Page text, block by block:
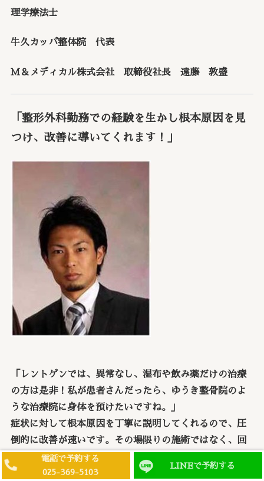
理学療法士
牛久カッパ整体院 代表
Ｍ＆メディカル株式会社 取締役社長 遠藤 敦盛
「整形外科勤務での経験を生かし根本原因を見
つけ、改善に導いてくれます！」
「レントゲンでは、異常なし、湿布や飲み薬だけの治療
の方は是非！ 私が患者さんだったら、ゆうき整骨院のよ
うな治療院に身体を預けたいですね。」
症状に対して根本原因を丁寧に説明してくれるので、圧
倒的に改善が速いです。その場限りの施術ではなく、
回
数を重ねるたびに体が楽になる実感がわきます。その
上、
アフターフォローも丁寧に徹底的に行ってくれるた
電話で予約する
025-369-5103
LINEで予約する